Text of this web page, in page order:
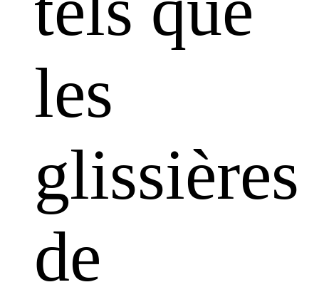
les
glissières
de